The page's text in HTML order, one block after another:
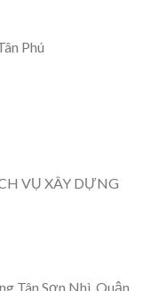
Phú
VỤ XÂY DỰNG
Tân Sơn Nhì, Quận